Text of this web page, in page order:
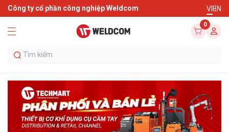
Công ty cổ phần công nghiệp Weldcom VIEN
0